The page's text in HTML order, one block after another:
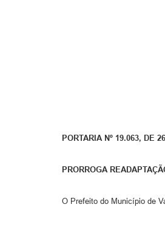
PORTARIA Nº 19.063, DE
PRORROGA
O Prefeito do Município de